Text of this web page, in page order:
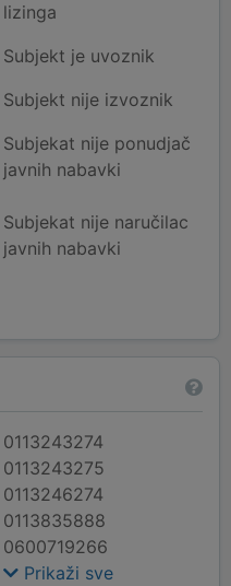
lizinga
Subjekt je uvoznik
Subjekt nije izvoznik
Subjekat nije ponudjač
javnih nabavki
Subjekat nije naručilac
javnih nabavki
0113243274
0113243275
0113246274
0113835888
0600719266
Prikaži sve